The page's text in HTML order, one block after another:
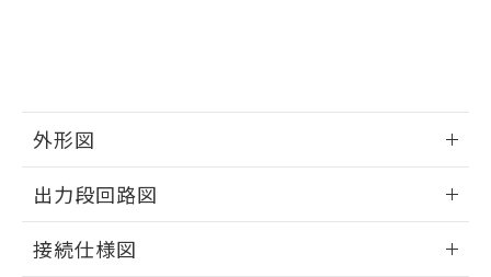
外形図
出力段回路図
接続仕様図
をご了承ください。
用者の範囲」に記載されている法人を
指します。
EU RoHS指令（10物質）の非含有証明書
51物質の非含有証明書（当社基準）
※本証明書は発行日時点で非含有を証明す
るもので、過去に遡って非含有を証明する
ものではありません。
また、RoHS指令のフタル酸エステル類４
物質の対応では、対応完了までの期間は出